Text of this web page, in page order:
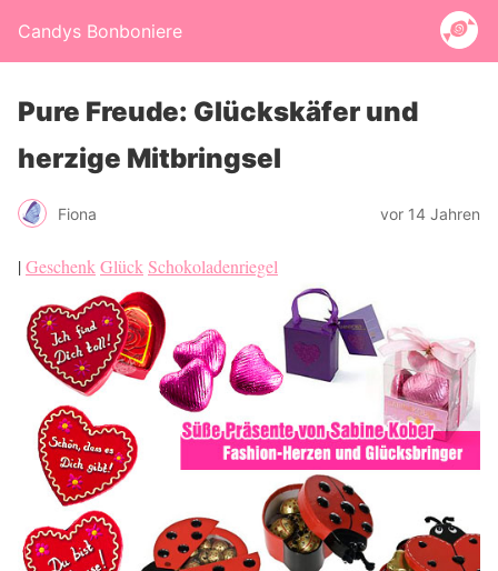
Candys Bonboniere
Pure Freude: Glückskäfer und
herzige Mitbringsel
Fiona vor 14 Jahren
|Geschenk Glück Schokoladenriegel